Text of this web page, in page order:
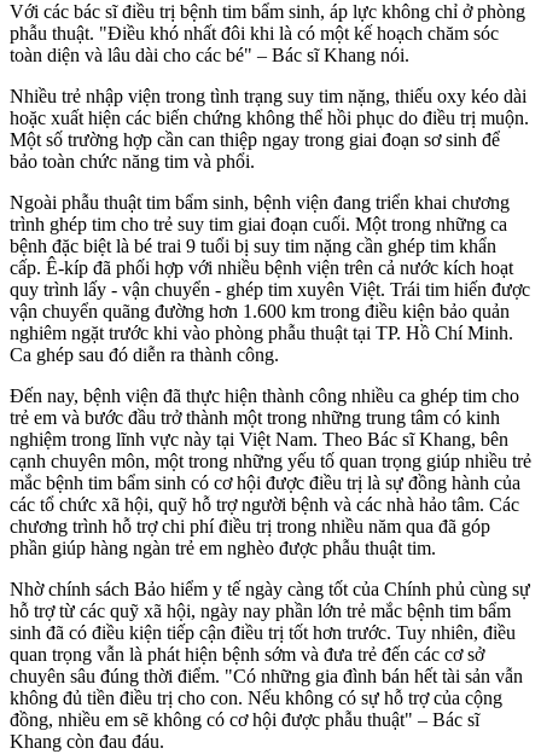
Với các bác sĩ điều trị bệnh tim bẩm sinh, áp lực không chỉ ở phòng
phẫu thuật. "Điều khó nhất đôi khi là có một kế hoạch chăm sóc
toàn diện và lâu dài cho các bé" – Bác sĩ Khang nói.
Nhiều trẻ nhập viện trong tình trạng suy tim nặng, thiếu oxy kéo dài
hoặc xuất hiện các biến chứng không thể hồi phục do điều trị muộn.
Một số trường hợp cần can thiệp ngay trong giai đoạn sơ sinh để
bảo toàn chức năng tim và phổi.
Ngoài phẫu thuật tim bẩm sinh, bệnh viện đang triển khai chương
trình ghép tim cho trẻ suy tim giai đoạn cuối. Một trong những ca
bệnh đặc biệt là bé trai 9 tuổi bị suy tim nặng cần ghép tim khẩn
cấp. Ê-kíp đã phối hợp với nhiều bệnh viện trên cả nước kích hoạt
quy trình lấy - vận chuyển - ghép tim xuyên Việt. Trái tim hiến được
vận chuyển quãng đường hơn 1.600 km trong điều kiện bảo quản
nghiêm ngặt trước khi vào phòng phẫu thuật tại TP. Hồ Chí Minh.
Ca ghép sau đó diễn ra thành công.
Đến nay, bệnh viện đã thực hiện thành công nhiều ca ghép tim cho
trẻ em và bước đầu trở thành một trong những trung tâm có kinh
nghiệm trong lĩnh vực này tại Việt Nam. Theo Bác sĩ Khang, bên
cạnh chuyên môn, một trong những yếu tố quan trọng giúp nhiều trẻ
mắc bệnh tim bẩm sinh có cơ hội được điều trị là sự đồng hành của
các tổ chức xã hội, quỹ hỗ trợ người bệnh và các nhà hảo tâm. Các
chương trình hỗ trợ chi phí điều trị trong nhiều năm qua đã góp
phần giúp hàng ngàn trẻ em nghèo được phẫu thuật tim.
Nhờ chính sách Bảo hiểm y tế ngày càng tốt của Chính phủ cùng sự
hỗ trợ từ các quỹ xã hội, ngày nay phần lớn trẻ mắc bệnh tim bẩm
sinh đã có điều kiện tiếp cận điều trị tốt hơn trước. Tuy nhiên, điều
quan trọng vẫn là phát hiện bệnh sớm và đưa trẻ đến các cơ sở
chuyên sâu đúng thời điểm. "Có những gia đình bán hết tài sản vẫn
không đủ tiền điều trị cho con. Nếu không có sự hỗ trợ của cộng
đồng, nhiều em sẽ không có cơ hội được phẫu thuật" – Bác sĩ
Khang còn đau đáu.